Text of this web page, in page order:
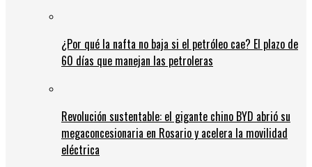
¿Por qué la nafta no baja si el petróleo cae? El plazo de
60 días que manejan las petroleras
Revolución sustentable: el gigante chino BYD abrió su
megaconcesionaria en Rosario y acelera la movilidad
eléctrica